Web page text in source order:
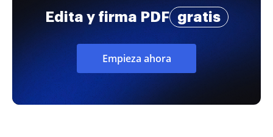
Edita y firma PDF gratis
Empieza ahora